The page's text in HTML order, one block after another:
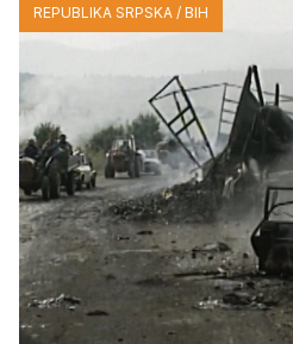
REPUBLIKA SRPSKA / BIH